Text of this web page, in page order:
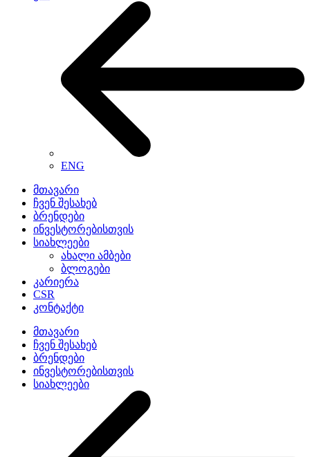
ENG
მთავარი
ჩვენ შესახებ
ბრენდები
ინვესტორებისთვის
სიახლეები
ახალი ამბები
ბლოგები
კარიერა
CSR
კონტაქტი
მთავარი
ჩვენ შესახებ
ბრენდები
ინვესტორებისთვის
სიახლეები